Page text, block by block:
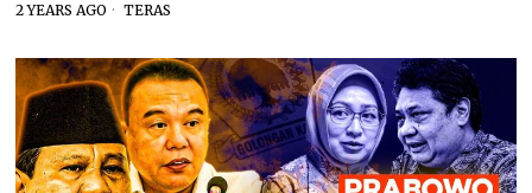
2 YEARS AGO TERAS